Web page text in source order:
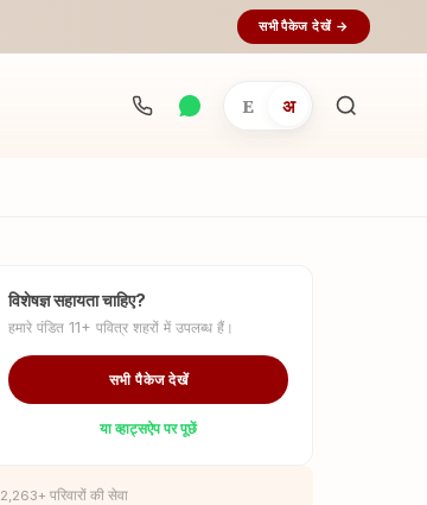
सभी पैकेज देखें →
E अ
अनुष्ठान
विशेषज्ञ सहायता चाहिए?
हमारे पंडित 11+ पवित्र शहरों में उपलब्ध हैं।
सभी पैकेज देखें
या व्हाट्सऐप पर पूछें
2,263+ परिवारों की सेवा